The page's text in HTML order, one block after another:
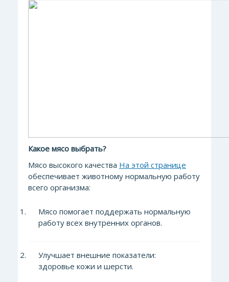
Какое мясо выбрать?
Мясо высокого качества На этой странице
обеспечивает животному нормальную работу
всего организма:
Мясо помогает поддержать нормальную
работу всех внутренних органов.
Улучшает внешние показатели:
здоровье кожи и шерсти.